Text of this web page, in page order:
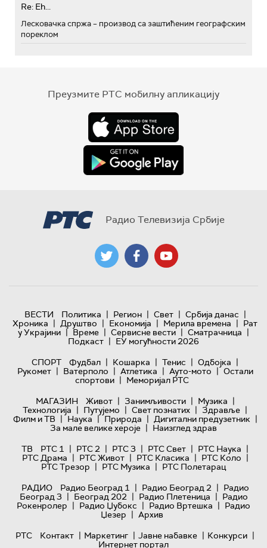
Re: Eh...
Лесковачка спржа – производ са заштићеним географским
пореклом
Преузмите РТС мобилну апликацију
Радио Телевизија Србије
ВЕСТИ Политика | Регион | Свет | Србија данас |
Хроника | Друштво | Економија | Мерила времена | Рат
у Украјини | Време | Сервисне вести | Сматрачница |
Подкаст | ЕУ могућности 2026
СПОРТ
Фудбал | Кошарка | Тенис | Одбојка |
Рукомет | Ватерполо | Атлетика | Ауто-мото | Остали
спортови | Меморијал РТС
МАГАЗИН
Живот | Занимљивости | Музика |
Технологијa | Путујемо | Свет познатих | Здравље |
Филм и ТВ | Наука | Природа | Дигитални предузетник |
За мале велике хероје | Наизглед здрав
ТВ
РТС 1 | РТС 2 | РТС 3 | РТС Свет | РТС Наука |
РТС Драма | РТС Живот | РТС Класика | РТС Коло |
РТС Трезор | РТС Музика | РТС Полетарац
РАДИО
Радио Београд 1 | Радио Београд 2 | Радио
Београд 3 | Београд 202 | Радио Плетеница | Радио
Рокенролер | Радио Џубокс | Радио Вртешка | Радио
Џезер | Архив
РТС
Контакт | Маркетинг | Јавне набавке | Конкурси |
Интернет портал